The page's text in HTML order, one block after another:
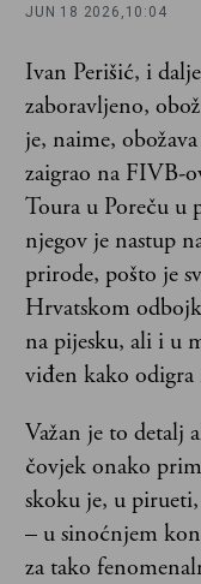
JUN 18 2026, 10:04
Ivan Perišić, i
zaboravljeno,
je, naime,
zaigrao na FIVB-
Toura u Poreču u
njegov je nastup
prirode, pošto je
Hrvatskom
na pijesku, ali i u
viđen kako odigra
Važan je to detalj
čovjek onako
skoku je, u pirueti,
– u sinoćnjem
za tako